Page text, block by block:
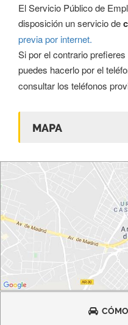
El Servicio Público de
disposición un servicio de
previa por internet.
Si por el contrario
puedes hacerlo por el
consultar los teléfonos
MAPA
CÓMO